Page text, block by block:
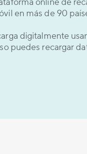
en más de 90
digitalmente
puedes recargar